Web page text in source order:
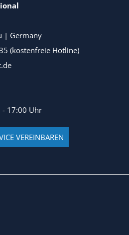
| Germany
(kostenfreie Hotline)
- 17:00 Uhr
VEREINBAREN